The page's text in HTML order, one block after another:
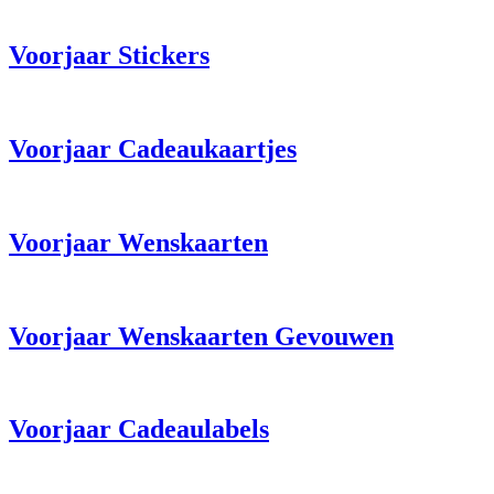
Voorjaar Stickers
Voorjaar Cadeaukaartjes
Voorjaar Wenskaarten
Voorjaar Wenskaarten Gevouwen
Voorjaar Cadeaulabels